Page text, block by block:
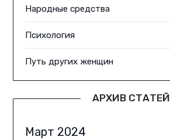
Народные средства
Психология
Путь других женщин
АРХИВ СТАТЕЙ
Март 2024